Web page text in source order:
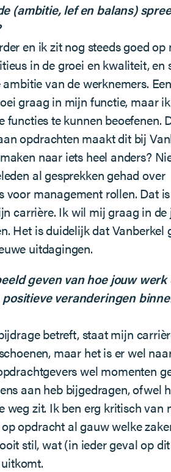
(ambitie, lef en balans)
en ik zit nog steeds goed op
in de groei en kwaliteit, en
van de werknemers.
graag in mijn functie, maar
functies te kunnen beoefenen.
opdrachten maakt dit bij
naar iets heel anders?
al gesprekken gehad over
voor management rollen. Dat
carrière. Ik wil mij graag in
Het is duidelijk dat Vanberkel
uitdagingen.
geven van hoe jouw
veranderingen
betreft, staat mijn
maar het is er wel
wel momenten
aan heb bijgedragen, ofwel
weg zit. Ik ben erg kritisch van
opdracht al gauw welke
stil, wat (in ieder geval op